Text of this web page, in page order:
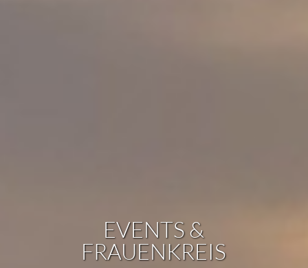
EVENTS &
FRAUENKREIS